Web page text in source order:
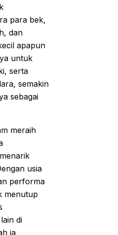
para bek,
dan
apapun
untuk
serta
semakin
sebagai
meraih
usia
performa
menutup
di
ia